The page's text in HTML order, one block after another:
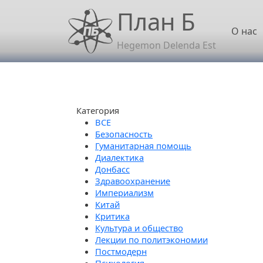
Перейти к основному содержаниюПлан Б
Hegemon Delenda Est
О нас
Категория
Безопасность
Гуманитарная помощь
Диалектика
Донбасс
Здравоохранение
Империализм
Китай
Критика
Культура и общество
Лекции по политэкономии
Постмодерн